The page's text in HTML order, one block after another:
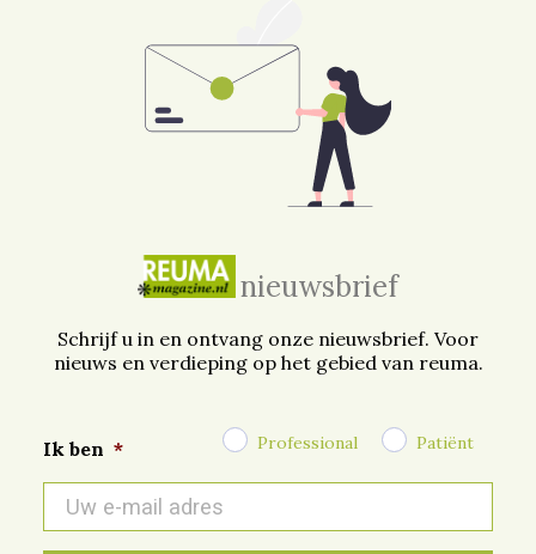
nieuwsbrief
Schrijf u in en ontvang onze nieuwsbrief. Voor
nieuws en verdieping op het gebied van reuma.
Ik ben * Professional Patiënt
mail
*